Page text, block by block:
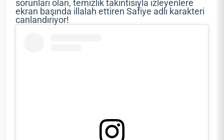
sorunları olan, temizlik takıntısıyla izleyenlere
ekran başında illalah ettiren Safiye adlı karakteri
canlandırıyor!